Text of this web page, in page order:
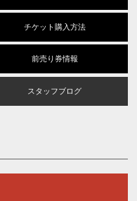
チケット購入方法
前売り券情報
スタッフブログ